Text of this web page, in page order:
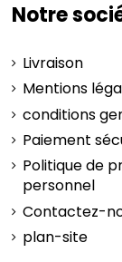
Notre
Livraison
Mentions
conditions
Paiement
Politique de
personnel
Contactez-
plan-site